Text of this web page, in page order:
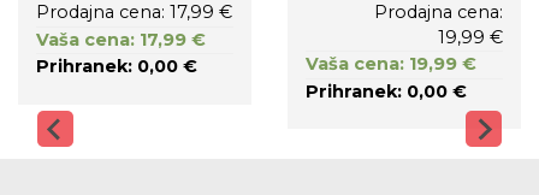
Prodajna cena: 17,99 €
Vaša cena: 17,99 €
Prihranek: 0,00 €
Prodajna cena:
19,99 €
Vaša cena: 19,99 €
Prihranek: 0,00 €